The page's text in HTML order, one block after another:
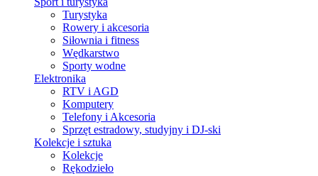
Turystyka
Rowery i akcesoria
Siłownia i fitness
Wędkarstwo
Sporty wodne
Elektronika
RTV i AGD
Komputery
Telefony i Akcesoria
Sprzęt estradowy, studyjny i DJ-ski
Kolekcje i sztuka
Kolekcje
Rękodzieło